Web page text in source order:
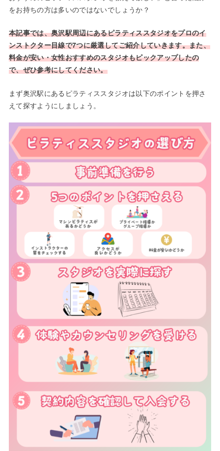
をお持ちの方は多いのではないでしょうか？
本記事では、奥沢駅周辺にあるピラティススタジオをプロのイ
ンストクター目線で7つに厳選してご紹介していきます。また、
料金が安い・女性おすすめのスタジオもピックアップしたの
で、ぜひ参考にしてください。
まず奥沢駅にあるピラティススタジオは以下のポイントを押さ
えて探すようにしましょう。